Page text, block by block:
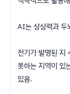
AI는 상상력과 두
전기가 발명된 지
못하는 지역이 있
있음.